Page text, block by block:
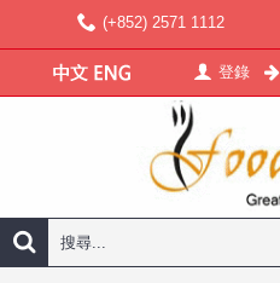
(+852) 2571 1112
登錄